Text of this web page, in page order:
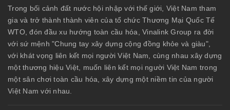
Trong bối cảnh đất nước hội nhập với thế giới, Việt Nam tham
gia và trở thành thành viên của tổ chức Thương Mại Quốc Tế
WTO, đón đầu xu hướng toàn cầu hóa, Vinalink Group ra đời
với sứ mệnh "Chung tay xây dựng cộng đồng khỏe và giàu",
với khát vọng liên kết mọi người Việt Nam, cùng nhau xây dựng
một thương hiệu Việt, muốn liên kết mọi người Việt Nam trong
một sân chơi toàn cầu hóa, xây dựng một niềm tin của người
Việt Nam với nhau.